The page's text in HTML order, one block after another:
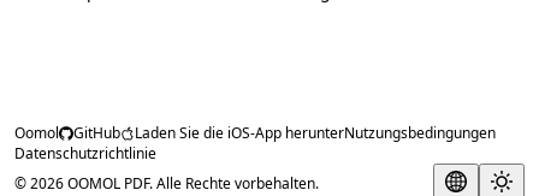
Oomol GitHub Laden Sie die iOS-App herunterNutzungsbedingungen
Datenschutzrichtlinie
© 2026 OOMOL PDF. Alle Rechte vorbehalten.